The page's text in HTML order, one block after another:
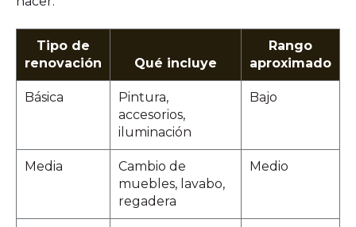
Tipo de
renovación
Qué incluye
Rango
aproximado
Básica
Pintura,
accesorios,
iluminación
Bajo
Media
Cambio de
muebles, lavabo,
regadera
Medio